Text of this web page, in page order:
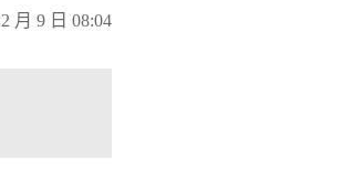
月 9 日 08:04